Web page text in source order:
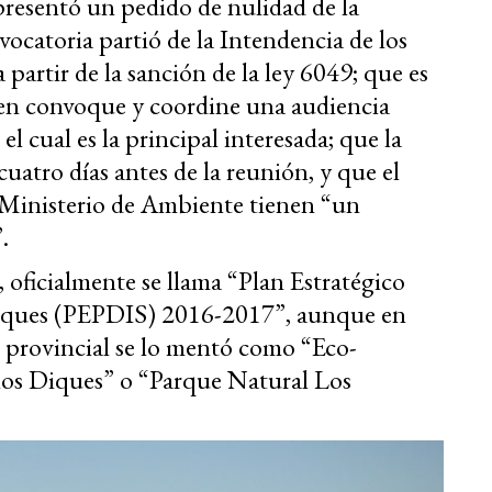
partió de la Intendencia de los
de la sanción de la ley 6049; que es
convoque y coordine una audiencia
cual es la principal interesada; que la
días antes de la reunión, y que el
de Ambiente tienen “un
se llama “Plan Estratégico
(PEPDIS) 2016-2017”, aunque en
se lo mentó como “Eco-
Diques” o “Parque Natural Los